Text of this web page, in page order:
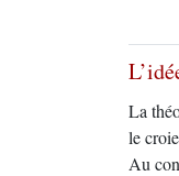
La
le
Au